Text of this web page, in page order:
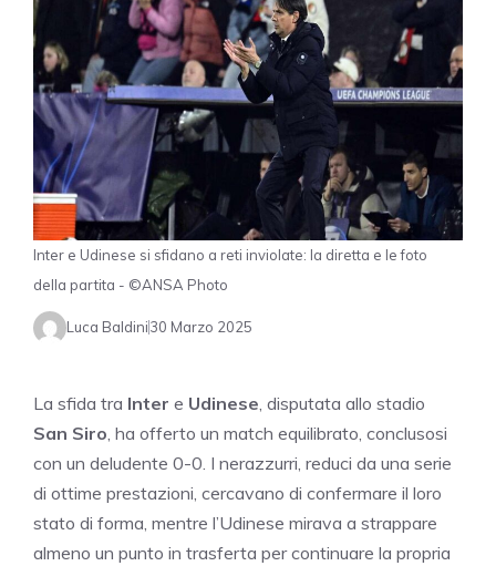
Inter e Udinese si sfidano a reti inviolate: la diretta e le foto
della partita - ©ANSA Photo
Luca Baldini30 Marzo 2025
La sfida tra Inter e Udinese , disputata allo stadio
San Siro , ha offerto un match equilibrato, conclusosi
con un deludente 0-0. I nerazzurri, reduci da una serie
di ottime prestazioni, cercavano di confermare il loro
stato di forma, mentre l’Udinese mirava a strappare
almeno un punto in trasferta per continuare la propria